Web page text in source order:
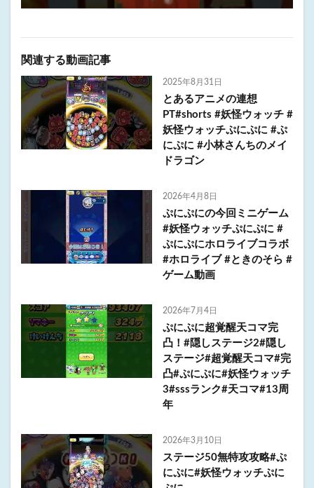
関連する動画記事
2025年8月31日
とあるアニメの連想
PT#shorts #妖怪ウォッチ #
妖怪ウォッチぷにぷに #ぷ
にぷに #小林さんちのメイ
ドラゴン
2026年4月8日
ぷにぷにの今回ミニゲーム
#妖怪ウォッチぷにぷに #
ぷにぷにホロライブコラボ
#ホロライブ #ときのそら #
ゲーム動画
2026年7月4日
ぷにぷに超覚醒天コマ完
凸！#隠しステージ2#隠し
ステージ#超覚醒天コマ#完
凸#ぷにぷに#妖怪ウォッチ
3#sssランク#天コマ#13周
年
2026年3月10日
ステージ50無特攻攻略#ぷ
にぷに#妖怪ウォッチぷに